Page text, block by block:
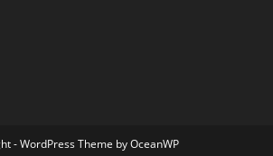
- WordPress Theme by OceanWP